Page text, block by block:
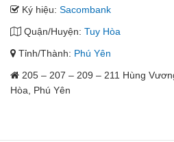
Ký hiệu: Sacombank
Quận/Huyện: Tuy Hòa
Tỉnh/Thành: Phú Yên
205 – 207 – 209 – 211 Hùng
Hòa, Phú Yên